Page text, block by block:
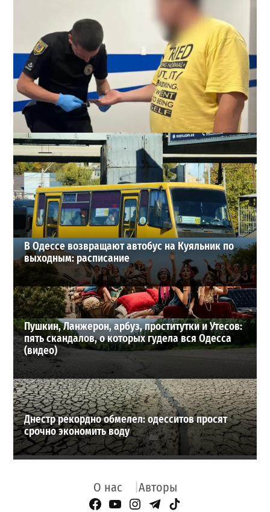
Втирался в доверие месяцами: в Одесской области
задержали подозреваемого в надругательстве над
детьми
4
17-07-2026 в 10:32
ВИБОР РЕДАКЦИИ
В Одессе возвращают автобус на Куяльник по
выходным: расписание
Пушкин, Ланжерон, арбуз, проститутки и Утесов:
пять скандалов, о которых гудела вся Одесса
(видео)
Днестр рекордно обмелел: одесситов просят
срочно экономить воду
О нас Авторы
Facebook Page
YouTube
Instagram
Telegram
TikTok